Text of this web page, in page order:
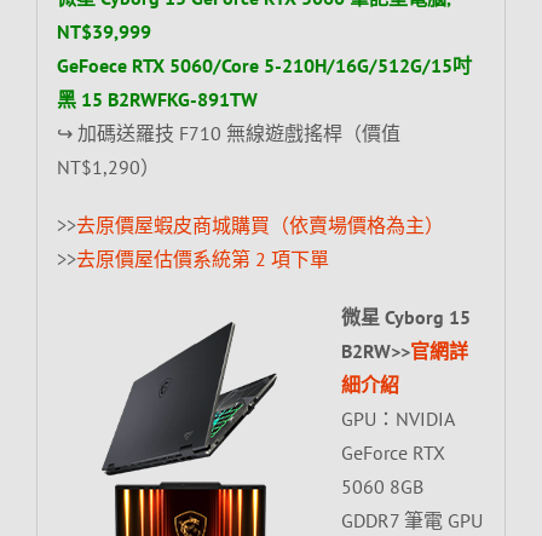
NT$39,999
GeFoece RTX 5060/Core 5-210H/16G/512G/15吋
黑 15 B2RWFKG-891TW
↪ 加碼送羅技 F710 無線遊戲搖桿（價值
NT$1,290）
>>去原價屋蝦皮商城購買（依賣場價格為主）
>>去原價屋估價系統第 2 項下單
微星 Cyborg 15
B2RW>>官網詳
細介紹
GPU：NVIDIA
GeForce RTX
5060 8GB
GDDR7 筆電 GPU